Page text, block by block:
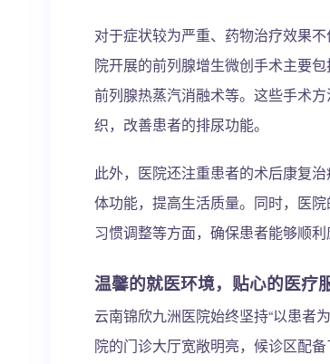
对于症状较为严重、药物治疗效果
院开展的前列腺增生微创手术主要
前列腺热蒸汽消融术等。这些手术
织，改善患者的排尿功能。
此外，医院还注重患者的术后康复
体功能，提高生活质量。同时，医
习惯调整等方面，确保患者能够顺利
温馨的就医环境，贴心的医疗
云南锦欣九洲医院始终坚持“以患者
院的门诊大厅宽敞明亮，候诊区配